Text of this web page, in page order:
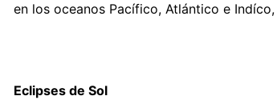
en los oceanos Pacífico, Atlántico e
Eclipses de Sol